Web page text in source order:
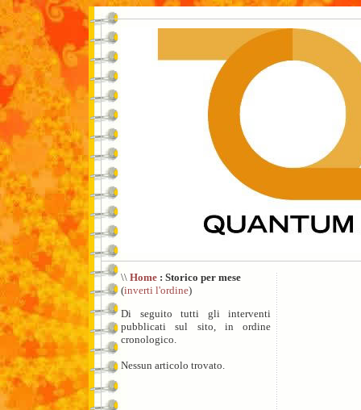
\\ Home : Storico per mese
(inverti l'ordine)
Di seguito tutti gli interventi
pubblicati sul sito, in ordine
cronologico.
Nessun articolo trovato.